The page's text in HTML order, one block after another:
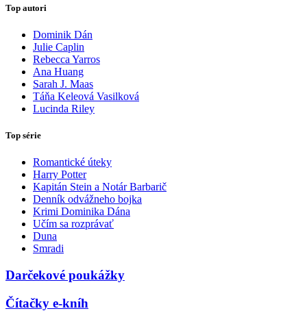
Top autori
Dominik Dán
Julie Caplin
Rebecca Yarros
Ana Huang
Sarah J. Maas
Táňa Keleová Vasilková
Lucinda Riley
Top série
Romantické úteky
Harry Potter
Kapitán Stein a Notár Barbarič
Denník odvážneho bojka
Krimi Dominika Dána
Učím sa rozprávať
Duna
Smradi
Darčekové poukážky
Čítačky e-kníh